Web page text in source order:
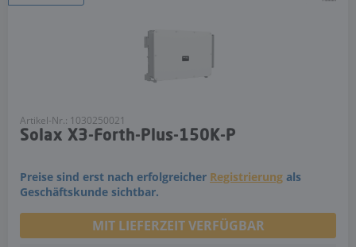
Artikel-Nr.: 1030250021
Solax X3-Forth-Plus-150K-P
Preise sind erst nach erfolgreicher Registrierung als
Geschäftskunde sichtbar.
MIT LIEFERZEIT VERFÜGBAR